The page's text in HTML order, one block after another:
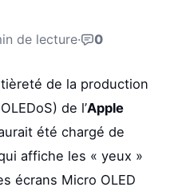
de lecture· 0
de la production
de l’Apple
été chargé de
affiche les « yeux »
écrans Micro OLED